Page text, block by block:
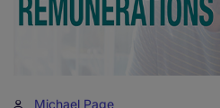
Michael Page